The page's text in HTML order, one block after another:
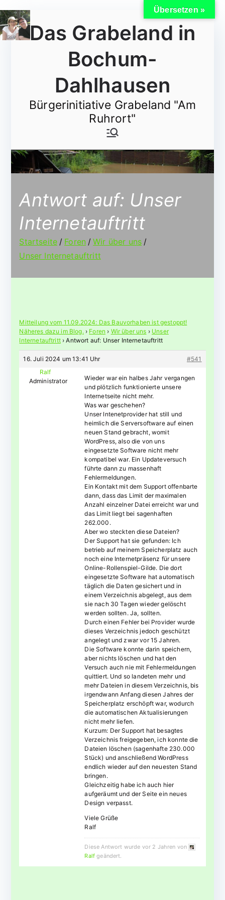
Zum
Inhalt Das Grabeland in
Bochum-
Dahlhausen
Bürgerinitiative Grabeland "Am
Ruhrort"
Antwort auf: Unser
Internetauftritt
Startseite Foren
Wir über uns
Unser Internetauftritt
Mitteilung vom 11.09.2024: Das Bauvorhaben ist gestoppt!
Näheres dazu im Blog. › Foren › Wir über uns › Unser
Internetauftritt › Antwort auf: Unser Internetauftritt
16. Juli 2024 um 13:41 Uhr
#541
Ralf
Administrator
Wieder war ein halbes Jahr vergangen
und plötzlich funktionierte unsere
Internetseite nicht mehr.
Was war geschehen?
Unser Intenetprovider hat still und
heimlich die Serversoftware auf einen
neuen Stand gebracht, womit
WordPress, also die von uns
eingesetzte Software nicht mehr
kompatibel war. Ein Updateversuch
führte dann zu massenhaft
Fehlermeldungen.
Ein Kontakt mit dem Support offenbarte
dann, dass das Limit der maximalen
Anzahl einzelner Datei erreicht war und
das Limit liegt bei sagenhaften
262.000.
Aber wo steckten diese Dateien?
Der Support hat sie gefunden: Ich
betrieb auf meinem Speicherplatz auch
noch eine Internetpräsenz für unsere
Online-Rollenspiel-Gilde. Die dort
eingesetzte Software hat automatisch
täglich die Daten gesichert und in
einem Verzeichnis abgelegt, aus dem
sie nach 30 Tagen wieder gelöscht
werden sollten. Ja, sollten.
Durch einen Fehler bei Provider wurde
dieses Verzeichnis jedoch geschützt
angelegt und zwar vor 15 Jahren.
Die Software konnte darin speichern,
aber nichts löschen und hat den
Versuch auch nie mit Fehlermeldungen
quittiert. Und so landeten mehr und
mehr Dateien in diesem Verzeichnis, bis
irgendwann Anfang diesen Jahres der
Speicherplatz erschöpft war, wodurch
die automatischen Aktualisierungen
nicht mehr liefen.
Kurzum: Der Support hat besagtes
Verzeichnis freigegeben, ich konnte die
Dateien löschen (sagenhafte 230.000
Stück) und anschließend WordPress
endlich wieder auf den neuesten Stand
bringen.
Gleichzeitig habe ich auch hier
aufgeräumt und der Seite ein neues
Design verpasst.
Viele Grüße
Ralf
Diese Antwort wurde vor 2 Jahren von
Ralf geändert.
Übersetzen »